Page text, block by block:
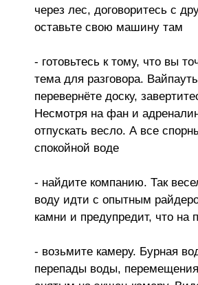
через лес, договоритесь с
оставьте свою машину там
- готовьтесь к тому, что вы
тема для разговора.
перевернёте доску,
Несмотря на фан и
отпускать весло. А все
спокойной воде
- найдите компанию. Так
воду идти с опытным
камни и предупредит, что на
- возьмите камеру. Бурная
перепады воды,